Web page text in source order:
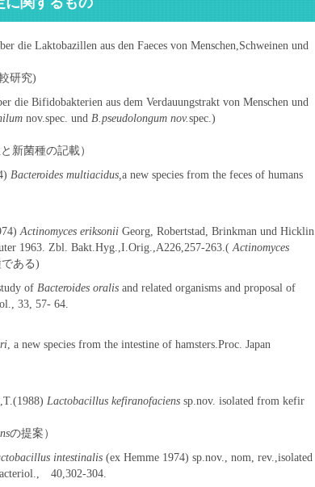
ber die Laktobazillen aus den Faeces von Menschen,Schweinen und
研究)
die Bifidobakterien aus dem Verdauungstrakt von Menschen und
nov.spec. und B.pseudolongum nov.spec.)
新菌種の記載）
Bacteroides multiacidus,a new species from the feces of humans
Actinomyces eriksonii Georg, Robertstad, Brinkman und Hicklin
1963. Zbl. Bakt.Hyg.,I.Orig.,A226,257-263.( Actinomyces
ある)
of Bacteroides oralis and related organisms and proposal of
33, 57- 64.
, a new species from the intestine of hamsters.Proc. Japan
Lactobacillus kefiranofaciens sp.nov. isolated from kefir
の提案）
intestinalis (ex Hemme 1974) sp.nov., nom, rev.,isolated
40,302-304.